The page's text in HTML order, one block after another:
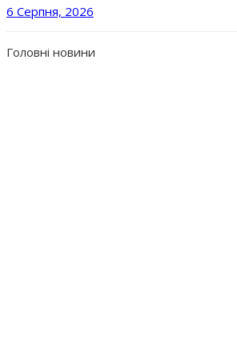
6 Серпня, 2026
Головні новини